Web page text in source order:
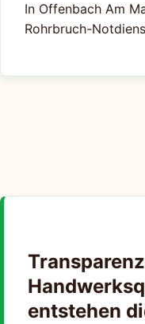
In Offenbach Am
Rohrbruch-
entstehen